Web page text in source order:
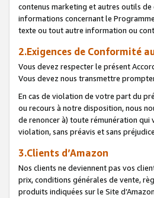
contenus marketing et autres outils
informations concernant le
texte ou tout autre information ou
2.Exigences de Conformité
Vous devez respecter le présent
Vous devez nous transmettre
En cas de violation de votre part du
ou recours à notre disposition, nous
de renoncer à) toute rémunération
violation, sans préavis et sans
3.Clients d’Amazon
Nos clients ne deviennent pas vos
prix, conditions générales de vente,
produits indiquées sur le Site